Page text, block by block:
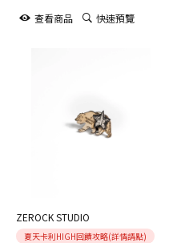
查看商品 快速預覽
ZEROCK STUDIO
夏天卡利HIGH回饋攻略(詳情請點)